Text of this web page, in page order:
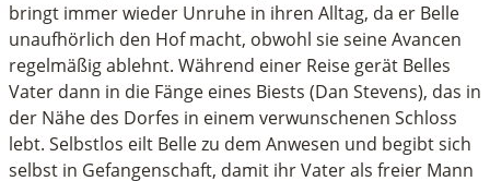
bringt immer wieder Unruhe in ihren Alltag, da er Belle
unaufhörlich den Hof macht, obwohl sie seine Avancen
regelmäßig ablehnt. Während einer Reise gerät Belles
Vater dann in die Fänge eines Biests (Dan Stevens), das in
der Nähe des Dorfes in einem verwunschenen Schloss
lebt. Selbstlos eilt Belle zu dem Anwesen und begibt sich
selbst in Gefangenschaft, damit ihr Vater als freier Mann